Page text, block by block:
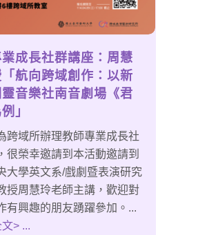
成長社群講座：周慧
航向跨域創作：以新
音樂社南音劇場《君
」
跨域所辦理教師專業成長社
很榮幸邀請到本活動邀請到
大學英文系/戲劇暨表演研究
授周慧玲老師主講，歡迎對
有興趣的朋友踴躍參加。...
> ...